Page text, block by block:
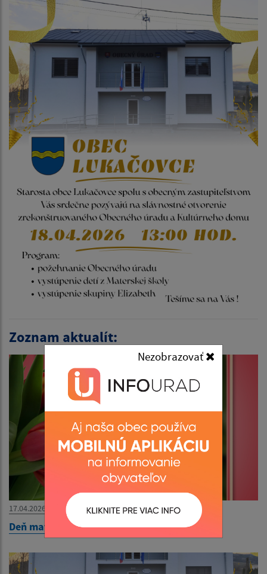
Nezobrazovať
Zoznam aktualít:
17.04.2026
Deň matiek